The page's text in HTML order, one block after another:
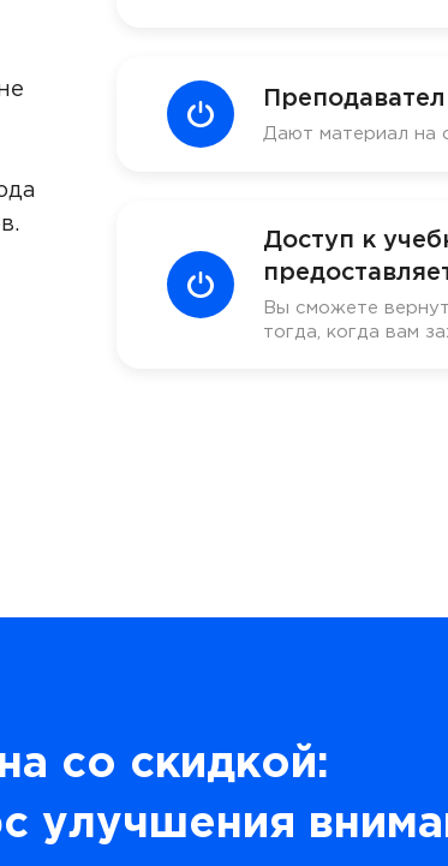
Дают материал на
Доступ к
Вы сможете
тогда, когда вам
со скидкой:
улучшения